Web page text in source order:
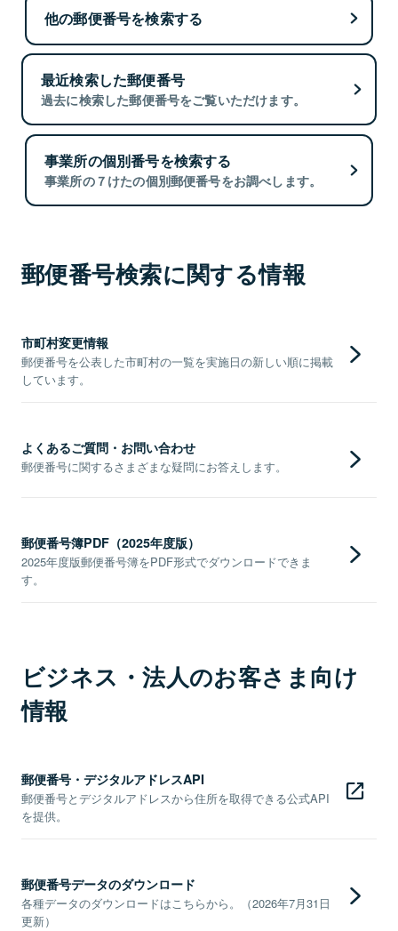
他の郵便番号を検索する
最近検索した郵便番号
過去に検索した郵便番号をご覧いただけます。
事業所の個別番号を検索する
事業所の７けたの個別郵便番号をお調べします。
郵便番号検索に関する情報
市町村変更情報
郵便番号を公表した市町村の一覧を実施日の新しい順に掲載
しています。
よくあるご質問・お問い合わせ
郵便番号に関するさまざまな疑問にお答えします。
郵便番号簿PDF（2025年度版）
2025年度版郵便番号簿をPDF形式でダウンロードできま
す。
ビジネス・法人のお客さま向け
情報
郵便番号・デジタルアドレスAPI
郵便番号とデジタルアドレスから住所を取得できる公式API
を提供。
郵便番号データのダウンロード
各種データのダウンロードはこちらから。（2026年7月31日
更新）